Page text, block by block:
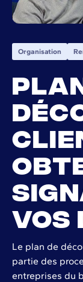
Organisation
vos
Le plan de
partie des
entreprises du